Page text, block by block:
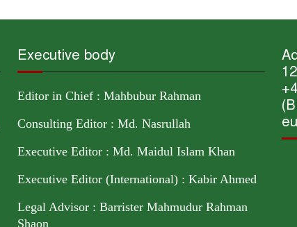
Executive body
Editor in Chief : Mahbubur Rahman
Consulting Editor : Md. Nasrullah
Executive Editor : Md. Maidul Islam Khan
Executive Editor (International) : Kabir Ahmed
Legal Advisor : Barrister Mahmudur Rahman
Shaon